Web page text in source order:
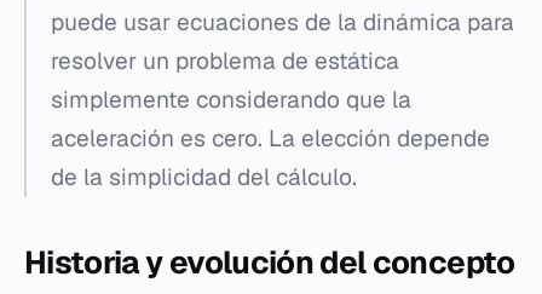
puede usar ecuaciones de la dinámica para
resolver un problema de estática
simplemente considerando que la
aceleración es cero. La elección depende
de la simplicidad del cálculo.
Historia y evolución del concepto